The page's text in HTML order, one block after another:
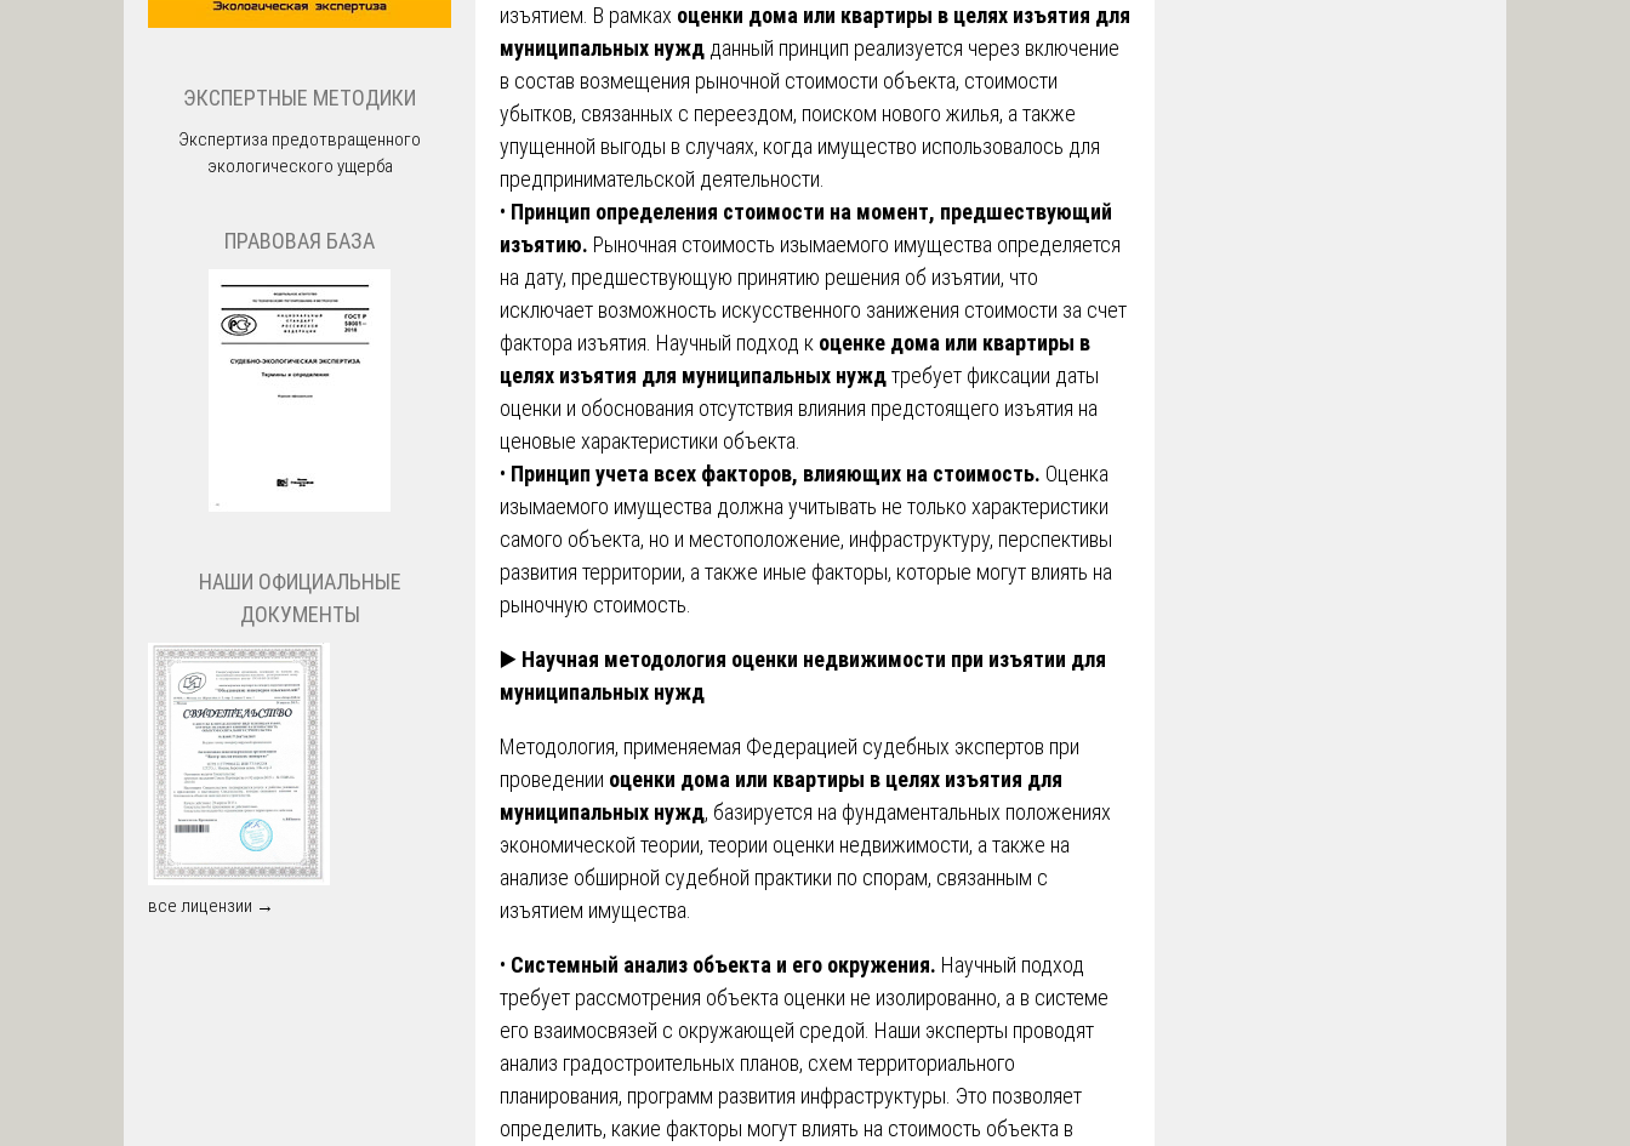
изъятием. В рамках оценки дома или квартиры в целях изъятия для
муниципальных нужд данный принцип реализуется через включение
в состав возмещения рыночной стоимости объекта, стоимости
убытков, связанных с переездом, поиском нового жилья, а также
упущенной выгоды в случаях, когда имущество использовалось для
предпринимательской деятельности.
• Принцип определения стоимости на момент, предшествующий
изъятию. Рыночная стоимость изымаемого имущества определяется
на дату, предшествующую принятию решения об изъятии, что
исключает возможность искусственного занижения стоимости за счет
фактора изъятия. Научный подход к оценке дома или квартиры в
целях изъятия для муниципальных нуждтребует фиксации даты
оценки и обоснования отсутствия влияния предстоящего изъятия на
ценовые характеристики объекта.
• Принцип учета всех факторов, влияющих на стоимость. Оценка
изымаемого имущества должна учитывать не только характеристики
самого объекта, но и местоположение, инфраструктуру, перспективы
развития территории, а также иные факторы, которые могут влиять на
рыночную стоимость.
▶️ Научная методология оценки недвижимости при изъятии для
муниципальных нужд
Методология, применяемая Федерацией судебных экспертов при
проведении оценки дома или квартиры в целях изъятия для
муниципальных нужд, базируется на фундаментальных положениях
экономической теории, теории оценки недвижимости, а также на
анализе обширной судебной практики по спорам, связанным с
изъятием имущества.
• Системный анализ объекта и его окружения. Научный подход
требует рассмотрения объекта оценки не изолированно, а в системе
его взаимосвязей с окружающей средой. Наши эксперты проводят
анализ градостроительных планов, схем территориального
планирования, программ развития инфраструктуры. Это позволяет
определить, какие факторы могут влиять на стоимость объекта в
ЭКСПЕРТНЫЕ МЕТОДИКИ
Экспертиза предотвращенного
экологического ущерба
ПРАВОВАЯ БАЗА
НАШИ ОФИЦИАЛЬНЫЕ
ДОКУМЕНТЫ
все лицензии →